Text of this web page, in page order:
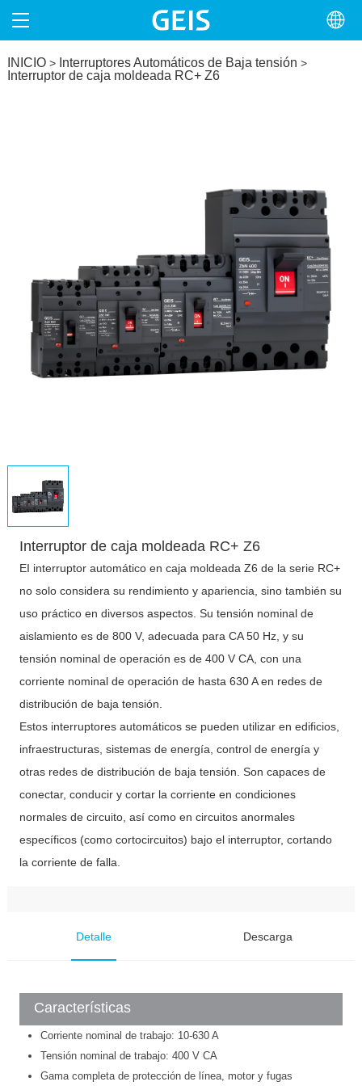
INICIO
CONTACTO
INICIO> Interruptores Automáticos de Baja tensión >
Interruptor de caja moldeada RC+ Z6
Interruptor de caja moldeada RC+ Z6
EI interruptor automático en caja moldeada Z6 de la serie RC+
no solo considera su rendimiento y apariencia, sino también su
uso práctico en diversos aspectos. Su tensión nominal de
aislamiento es de 800 V, adecuada para CA 50 Hz, y su
tensión nominal de operación es de 400 V CA, con una
corriente nominal de operación de hasta 630 A en redes de
distribución de baja tensión.
Estos interruptores automáticos se pueden utilizar en edificios,
infraestructuras, sistemas de energía, control de energía y
otras redes de distribución de baja tensión. Son capaces de
conectar, conducir y cortar la corriente en condiciones
normales de circuito, así como en circuitos anormales
específicos (como cortocircuitos) bajo el interruptor, cortando
la corriente de falla.
Detalle Descarga
Características
Corriente nominal de trabajo: 10-630 A
Tensión nominal de trabajo: 400 V CA
Gama completa de protección de línea, motor y fugas